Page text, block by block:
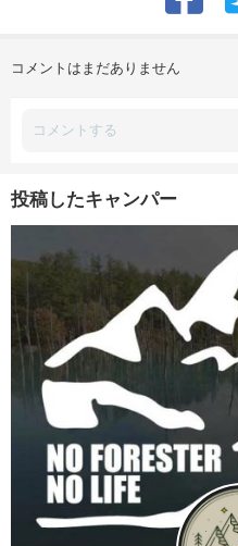
コメントはまだありません
投稿したキャンパー